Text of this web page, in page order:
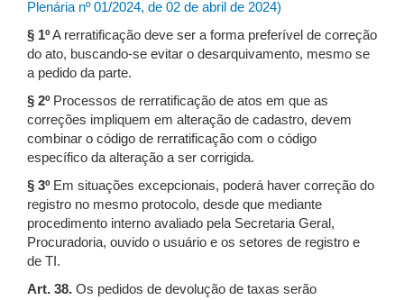
Plenária nº 01/2024, de 02 de abril de 2024)
§ 1ºA rerratificação deve ser a forma preferível de correção
do ato, buscando-se evitar o desarquivamento, mesmo se
a pedido da parte.
§ 2ºProcessos de rerratificação de atos em que as
correções impliquem em alteração de cadastro, devem
combinar o código de rerratificação com o código
específico da alteração a ser corrigida.
§ 3º Em situações excepcionais, poderá haver correção do
registro no mesmo protocolo, desde que mediante
procedimento interno avaliado pela Secretaria Geral,
Procuradoria, ouvido o usuário e os setores de registro e
de TI.
Art. 38. Os pedidos de devolução de taxas serão